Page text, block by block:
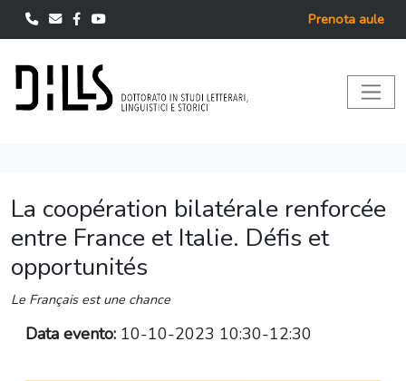
Prenota aule
La coopération bilatérale renforcée
entre France et Italie. Défis et
opportunités
Le Français est une chance
Data evento: 10-10-2023 10:30-12:30